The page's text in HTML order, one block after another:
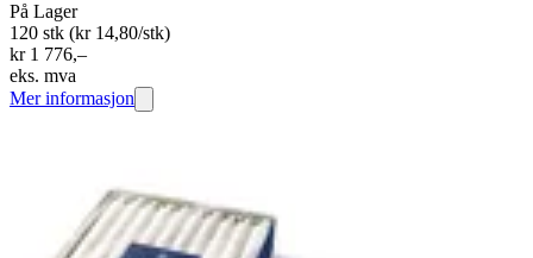
På Lager
120 stk (kr 14,80/stk)
kr 1 776,–
eks. mva
Mer informasjon